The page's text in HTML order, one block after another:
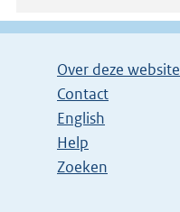
Over deze website
Contact
English
Help
Zoeken